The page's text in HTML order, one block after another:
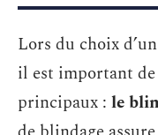
Lors du choix
il est important
principaux : le